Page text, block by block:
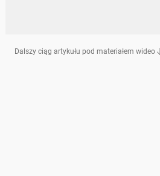
Dalszy ciąg artykułu pod materiałem wideo